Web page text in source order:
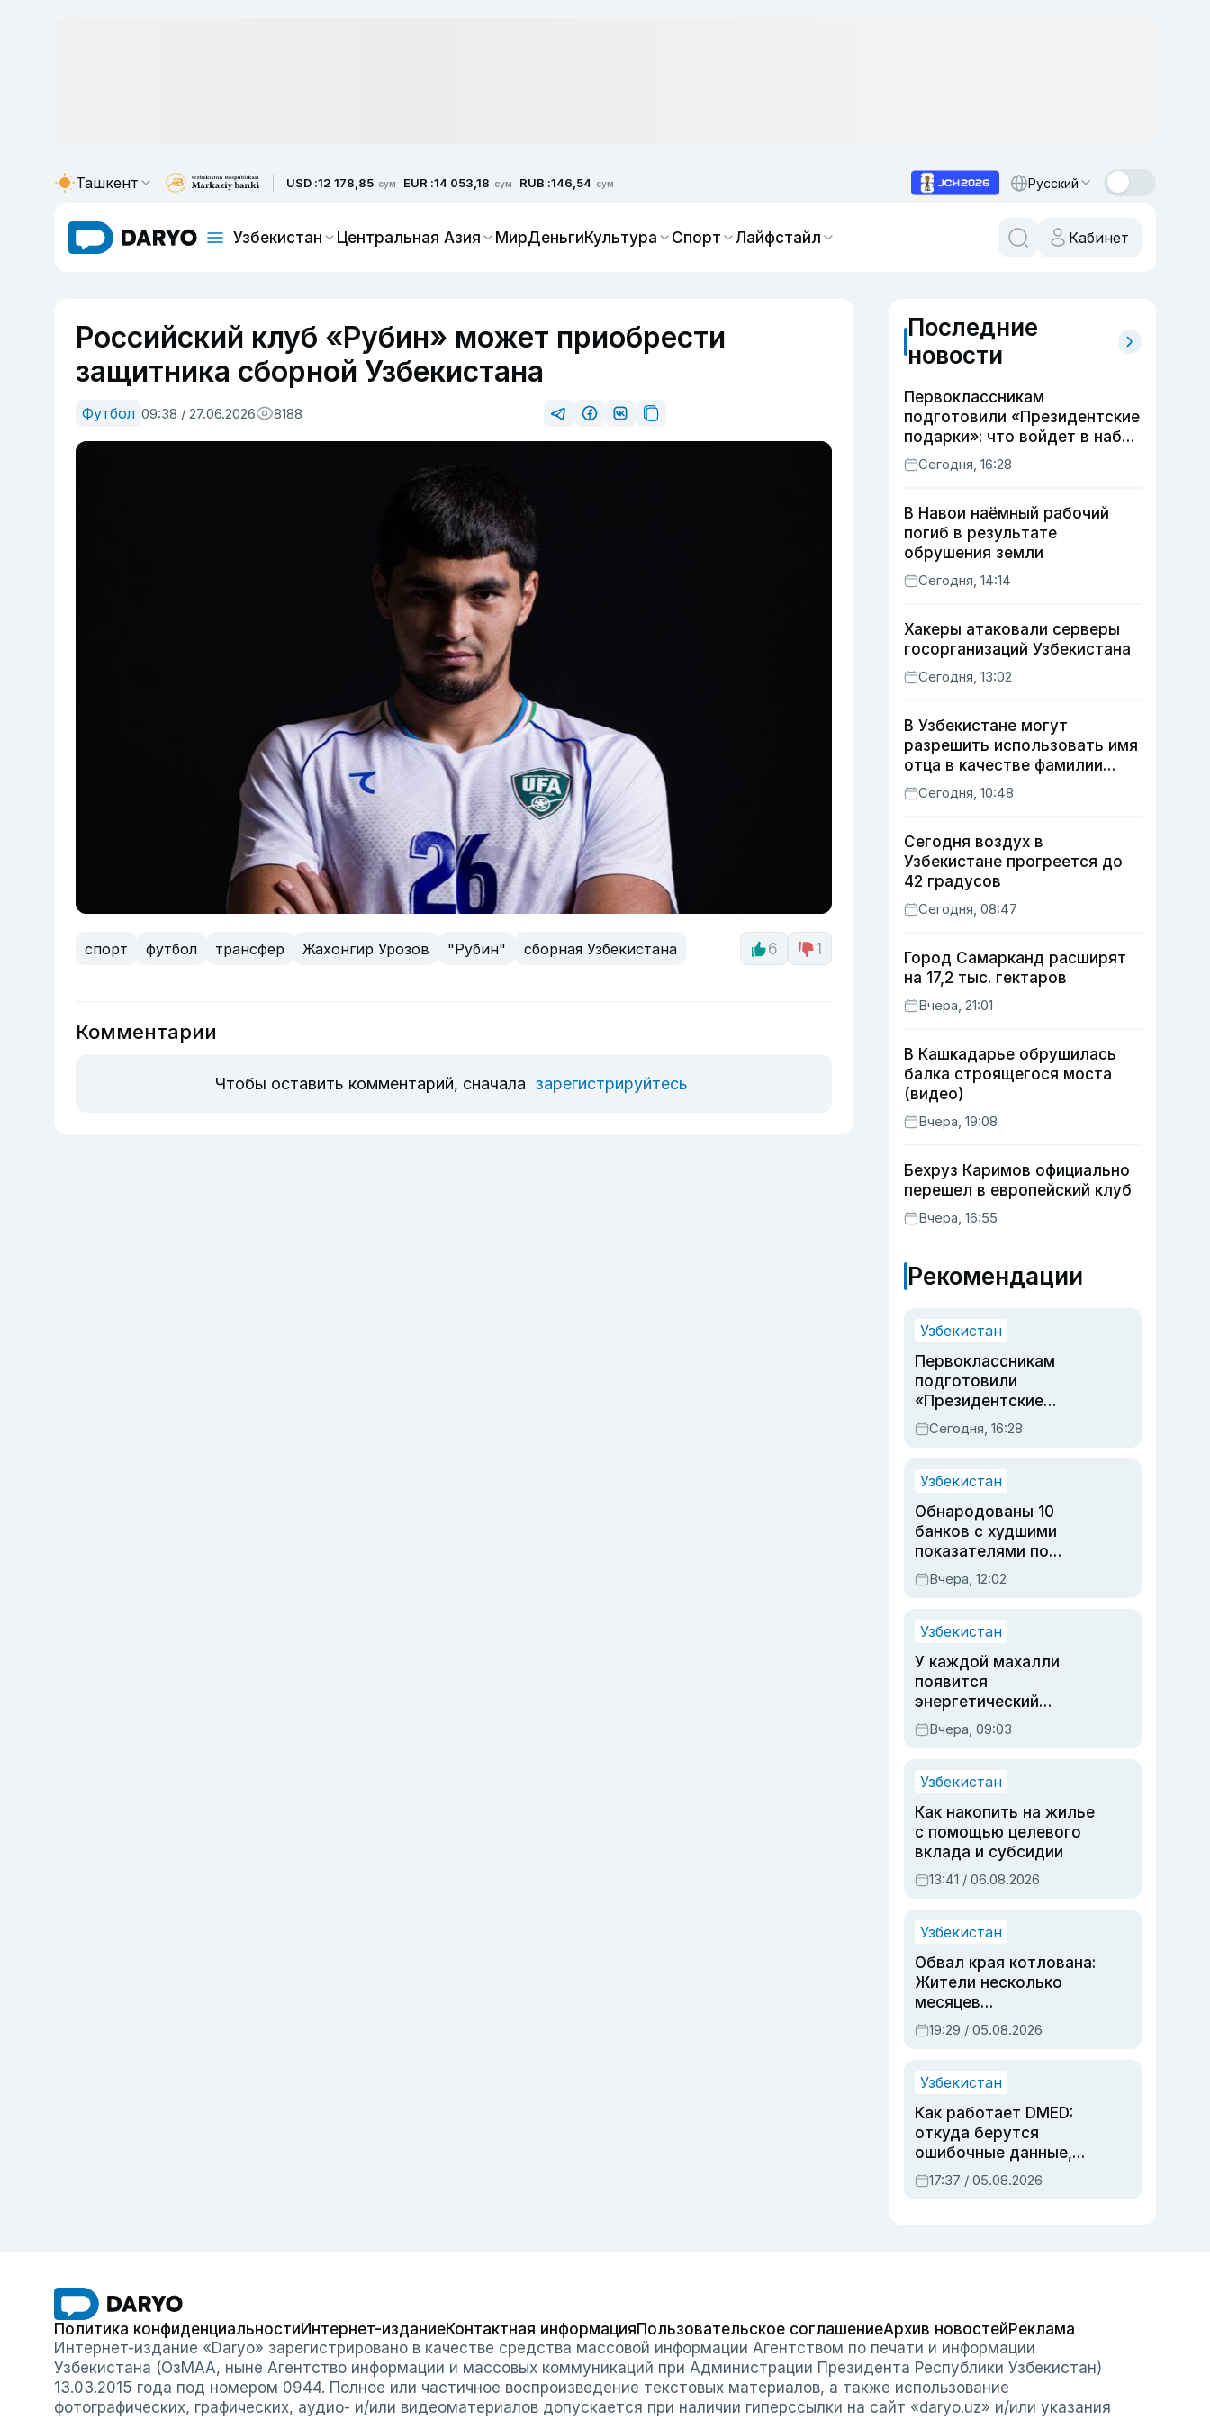
Ташкент USD :12 178,85 сум EUR :14 053,18 сум RUB :146,54 сум Русский
Узбекистан Центральная Азия МирДеньгиКультура Спорт Лайфстайл Кабинет
Российский клуб «Рубин» может приобрести
защитника сборной Узбекистана
Футбол 09:38 / 27.06.2026 8188
спорт футбол трансфер Жахонгир Урозов "Рубин" сборная Узбекистана 6 1
Комментарии
Чтобы оставить комментарий, сначала зарегистрируйтесь
Последние
новости
Первоклассникам
подготовили «Президентские
подарки»: что войдет в набор
в этом году
Сегодня, 16:28
В Навои наёмный рабочий
погиб в результате
обрушения земли
Сегодня, 14:14
Хакеры атаковали серверы
госорганизаций Узбекистана
Сегодня, 13:02
В Узбекистане могут
разрешить использовать имя
отца в качестве фамилии
ребенка
Сегодня, 10:48
Сегодня воздух в
Узбекистане прогреется до
42 градусов
Сегодня, 08:47
Город Самарканд расширят
на 17,2 тыс. гектаров
Вчера, 21:01
В Кашкадарье обрушилась
балка строящегося моста
(видео)
Вчера, 19:08
Бехруз Каримов официально
перешел в европейский клуб
Вчера, 16:55
Рекомендации
Узбекистан
Первоклассникам
подготовили
«Президентские
подарки»: что войдет в
набор в этом году
Сегодня, 16:28
Узбекистан
Обнародованы 10
банков с худшими
показателями по
обращениям
Вчера, 12:02
Узбекистан
У каждой махалли
появится
энергетический
паспорт
Вчера, 09:03
Узбекистан
Как накопить на жилье
с помощью целевого
вклада и субсидии
13:41 / 06.08.2026
Узбекистан
Обвал края котлована:
Жители несколько
месяцев
предупреждали об
опасности, но стройка
19:29 / 05.08.2026
Узбекистан
Как работает DMED:
откуда берутся
ошибочные данные,
дубли аккаунтов и
очереди по онлайн-
17:37 / 05.08.2026
Политика конфиденциальностиИнтернет-изданиеКонтактная информацияПользовательское соглашениеАрхив новостейРеклама
Интернет-издание «Daryo» зарегистрировано в качестве средства массовой информации Агентством по печати и информации
Узбекистана (ОзМАА, ныне Агентство информации и массовых коммуникаций при Администрации Президента Республики Узбекистан)
13.03.2015 года под номером 0944. Полное или частичное воспроизведение текстовых материалов, а также использование
фотографических, графических, аудио- и/или видеоматериалов допускается при наличии гиперссылки на сайт «daryo.uz» и/или указания